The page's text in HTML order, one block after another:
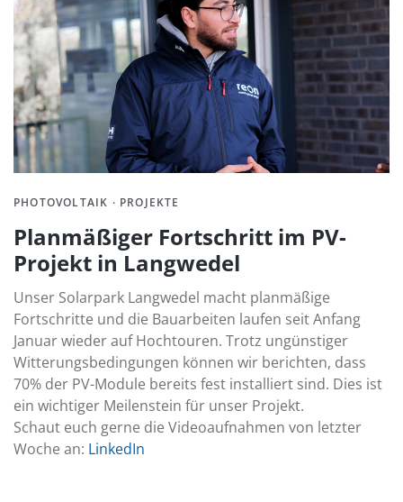
PHOTOVOLTAIK · PROJEKTE
Planmäßiger Fortschritt im PV-
Projekt in Langwedel
Unser Solarpark Langwedel macht planmäßige
Fortschritte und die Bauarbeiten laufen seit Anfang
Januar wieder auf Hochtouren. Trotz ungünstiger
Witterungsbedingungen können wir berichten, dass
70% der PV-Module bereits fest installiert sind. Dies ist
ein wichtiger Meilenstein für unser Projekt.
Schaut euch gerne die Videoaufnahmen von letzter
Woche an: LinkedIn